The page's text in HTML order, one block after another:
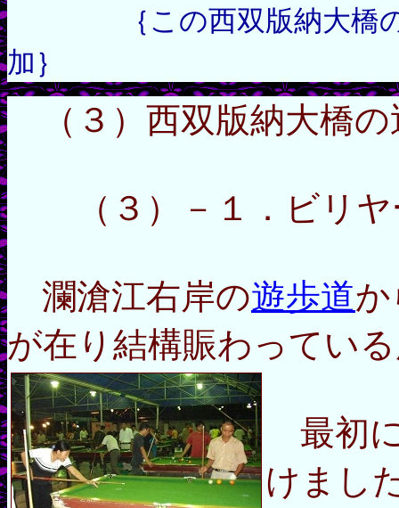
｛この西双版納大橋の写
加｝
（３）西双版納大橋
（３）－１．ビリヤ
瀾滄江右岸の遊歩道
が在り結構賑わってい
最初
けまし